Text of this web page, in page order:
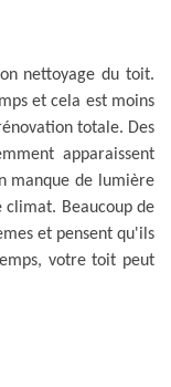
nettoyage du toit.
et cela est moins
totale. Des
apparaissent
manque de lumière
climat. Beaucoup de
et pensent qu'ils
votre toit peut